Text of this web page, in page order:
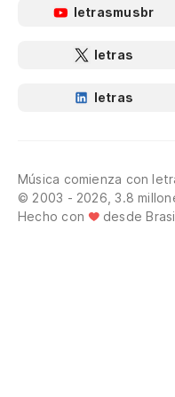
letrasmusbr
letras
letras
Música comienza con
© 2003 - 2026, 3.8
Hecho con
desde